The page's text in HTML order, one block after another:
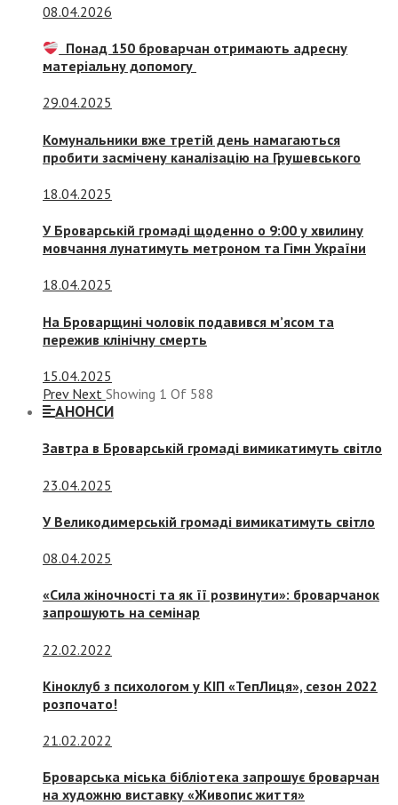
08.04.2026
Понад 150 броварчан отримають адресну
матеріальну допомогу
29.04.2025
Комунальники вже третій день намагаються
пробити засмічену каналізацію на Грушевського
18.04.2025
У Броварській громаді щоденно о 9:00 у хвилину
мовчання лунатимуть метроном та Гімн України
18.04.2025
На Броварщині чоловік подавився м’ясом та
пережив клінічну смерть
15.04.2025
Prev Next Showing 1 Of 588
АНОНСИ
Завтра в Броварській громаді вимикатимуть світло
23.04.2025
У Великодимерській громаді вимикатимуть світло
08.04.2025
«Сила жіночності та як її розвинути»: броварчанок
запрошують на семінар
22.02.2022
Кіноклуб з психологом у КІП «ТепЛиця», сезон 2022
розпочато!
21.02.2022
Броварська міська бібліотека запрошує броварчан
на художню виставку «Живопис життя»